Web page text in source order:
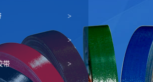
>
>
>
带